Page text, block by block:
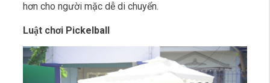
hơn cho người mặc dễ di chuyển.
Luật chơi Pickelball